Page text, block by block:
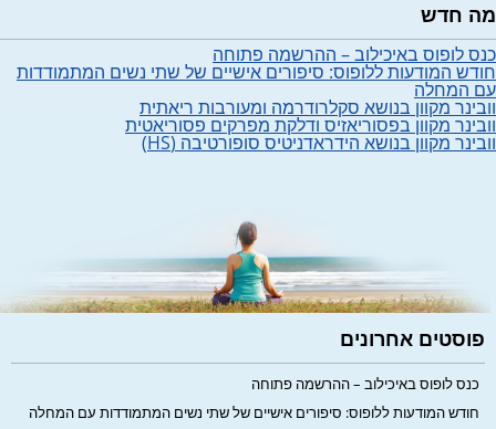
מה חדש
כנס לופוס באיכילוב – ההרשמה פתוחה
חודש המודעות ללופוס: סיפורים אישיים של שתי נשים המתמודדות
עם המחלה
וובינר מקוון בנושא סקלרודרמה ומעורבות ריאתית
וובינר מקוון בפסוריאזיס ודלקת מפרקים פסוריאטית
וובינר מקוון בנושא הידראדניטיס סופורטיבה (HS)
פוסטים אחרונים
כנס לופוס באיכילוב – ההרשמה פתוחה
חודש המודעות ללופוס: סיפורים אישיים של שתי נשים המתמודדות עם המחלה